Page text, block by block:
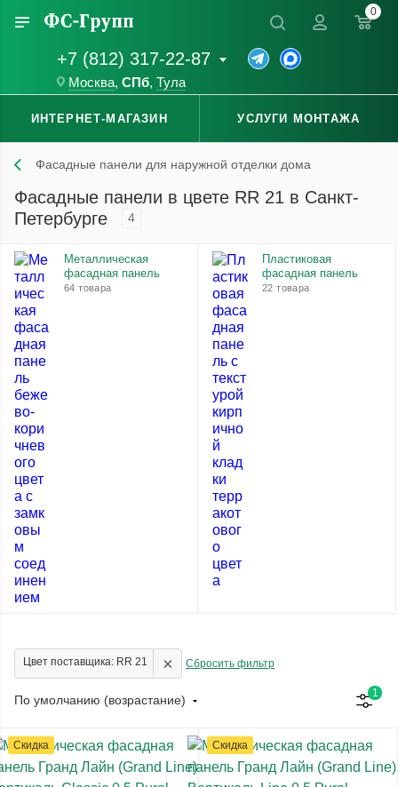
+7 (812) 317-22-87
Москва, СПб, Тула
0
ИНТЕРНЕТ-МАГАЗИН УСЛУГИ МОНТАЖА
Фасадные панели для наружной отделки дома
Фасадные панели в цвете RR 21 в Санкт-
Петербурге
4
Металлическая
фасадная панель
64 товара
Пластиковая
фасадная панель
22 товара
Цвет поставщика: RR 21 × Сбросить фильтр
По умолчанию (возрастание) 1
Скидка Скидка